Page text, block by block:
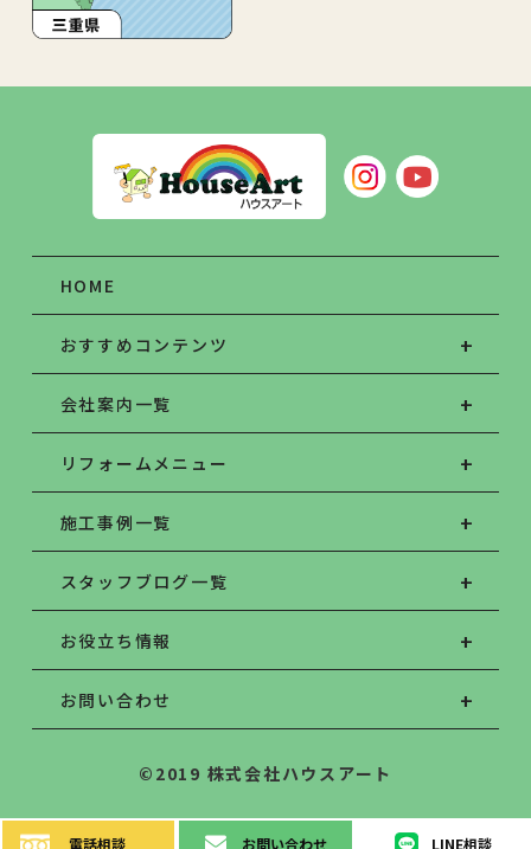
電話相談 お問い合わせ LINE相談
HOME
おすすめコンテンツ
会社案内一覧
リフォームメニュー
施工事例一覧
スタッフブログ一覧
お役立ち情報
お問い合わせ
©2019 株式会社ハウスアート